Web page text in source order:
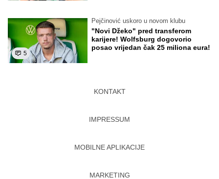
5
Pejčinović uskoro u novom klubu
"Novi Džeko" pred transferom
karijere! Wolfsburg dogovorio
posao vrijedan čak 25 miliona eura!
KONTAKT
IMPRESSUM
MOBILNE APLIKACIJE
MARKETING